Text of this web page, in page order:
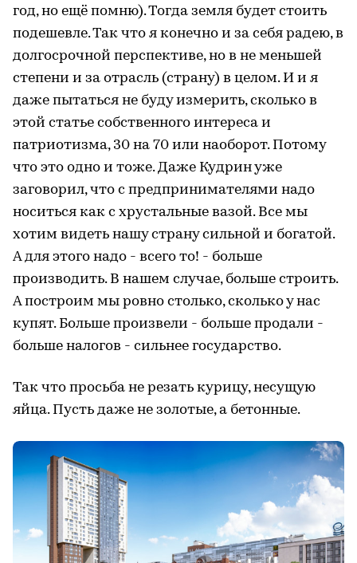
год, но ещё помню). Тогда земля будет стоить
подешевле. Так что я конечно и за себя радею, в
долгосрочной перспективе, но в не меньшей
степени и за отрасль (страну) в целом. И и я
даже пытаться не буду измерить, сколько в
этой статье собственного интереса и
патриотизма, 30 на 70 или наоборот. Потому
что это одно и тоже. Даже Кудрин уже
заговорил, что с предпринимателями надо
носиться как с хрустальные вазой. Все мы
хотим видеть нашу страну сильной и богатой.
А для этого надо - всего то! - больше
производить. В нашем случае, больше строить.
А построим мы ровно столько, сколько у нас
купят. Больше произвели - больше продали -
больше налогов - сильнее государство.
Так что просьба не резать курицу, несущую
яйца. Пусть даже не золотые, а бетонные.